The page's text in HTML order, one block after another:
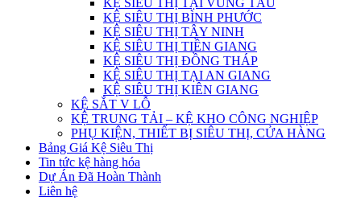
KỆ SIÊU THỊ TẠI VŨNG TÀU
KỆ SIÊU THỊ BÌNH PHƯỚC
KỆ SIÊU THỊ TÂY NINH
KỆ SIÊU THỊ TIỀN GIANG
KỆ SIÊU THỊ ĐỒNG THÁP
KỆ SIÊU THỊ TẠI AN GIANG
KỆ SIÊU THỊ KIÊN GIANG
KỆ SẮT V LỖ
KỆ TRUNG TẢI – KỆ KHO CÔNG NGHIỆP
PHỤ KIỆN, THIẾT BỊ SIÊU THỊ, CỬA HÀNG
Bảng Giá Kệ Siêu Thị
Tin tức kệ hàng hóa
Dự Án Đã Hoàn Thành
Liên hệ